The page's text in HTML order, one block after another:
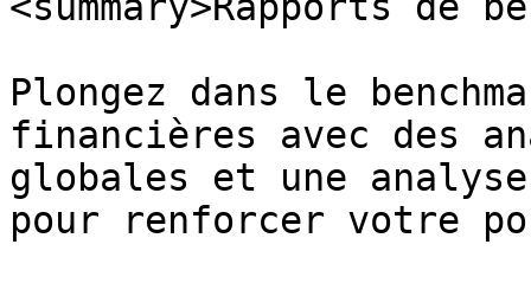
Plongez dans le
financières avec des
globales et une
pour renforcer votre